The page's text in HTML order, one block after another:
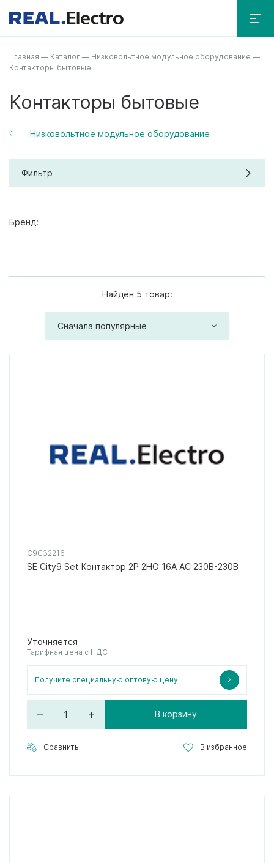
Главная — Каталог — Низковольтное модульное оборудование —
Контакторы бытовые
Контакторы бытовые
Низковольтное модульное оборудование
Фильтр
Бренд:
Найден 5 товар:
Сначала популярные
C9C32216
SE City9 Set Контактор 2P 2НО 16A AC 230В-230В
Уточняется
Тарифная цена с НДС
Получите специальную оптовую цену
– + В корзину
Сравнить В избранное